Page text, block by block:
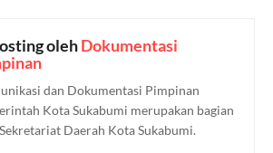
olehDokumentasi
dan Dokumentasi Pimpinan
Kota Sukabumi merupakan bagian
Daerah Kota Sukabumi.